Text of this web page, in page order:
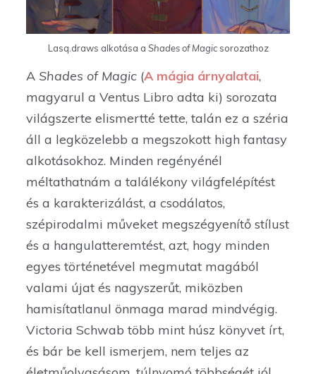
Lasq.draws alkotása a Shades of Magicsorozathoz
AShades of Magic (A mágia árnyalatai,
magyarul a Ventus Libro adta ki) sorozata
világszerte elismertté tette, talán ez a széria
áll a legközelebb a megszokott high fantasy
alkotásokhoz. Minden regényénél
méltathatnám a találékony világfelépítést
és a karakterizálást, a csodálatos,
szépirodalmi műveket megszégyenítő stílust
és a hangulatteremtést, azt, hogy minden
egyes történetével megmutat magából
valami újat és nagyszerűt, miközben
hamisítatlanul önmaga marad mindvégig.
Victoria Schwab több mint húsz könyvet írt,
és bár be kell ismerjem, nem teljes az